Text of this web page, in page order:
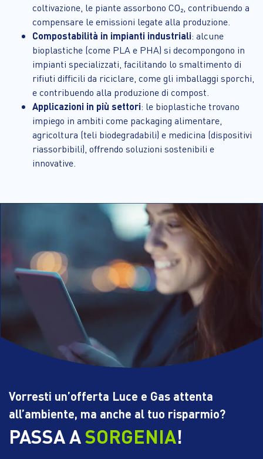
coltivazione, le piante assorbono CO₂, contribuendo a
compensare le emissioni legate alla produzione.
Compostabilità in impianti industriali: alcune
bioplastiche (come PLA e PHA) si decompongono in
impianti specializzati, facilitando lo smaltimento di
rifiuti difficili da riciclare, come gli imballaggi sporchi,
e contribuendo alla produzione di compost.
Applicazioni in più settori: le bioplastiche trovano
impiego in ambiti come packaging alimentare,
agricoltura (teli biodegradabili) e medicina (dispositivi
riassorbibili), offrendo soluzioni sostenibili e
innovative.
Vorresti un’offerta Luce e Gas attenta
all’ambiente, ma anche al tuo risparmio?
PASSA ASORGENIA!